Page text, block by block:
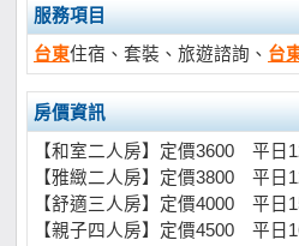
服務項目
台東住宿、套裝、旅遊諮詢、 台
房價資訊
【和室二人房】定價3600 平
【雅緻二人房】定價3800 平
【舒適三人房】定價4000 平
【親子四人房】定價4500 平